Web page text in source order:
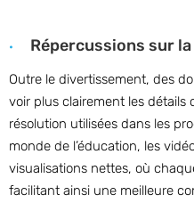
Répercussions sur
Outre le divertissement, des
voir plus clairement les
résolution utilisées dans les
monde de l’éducation, les
visualisations nettes, où
facilitant ainsi une meilleure